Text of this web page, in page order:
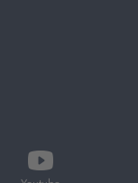
öffnet
in